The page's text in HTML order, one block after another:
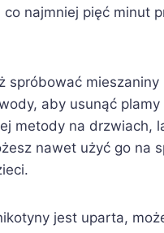
co najmniej pięć minut
spróbować mieszaniny
aby usunąć plamy
metody na drzwiach,
nawet użyć go na
jest uparta,